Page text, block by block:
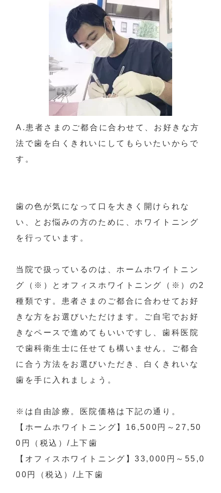
A.患者さまのご都合に合わせて、お好きな方
法で歯を白くきれいにしてもらいたいからで
す。
歯の色が気になって口を大きく開けられな
い、とお悩みの方のために、ホワイトニング
を行っています。
当院で扱っているのは、ホームホワイトニン
グ（※）とオフィスホワイトニング（※）の2
種類です。患者さまのご都合に合わせてお好
きな方をお選びいただけます。ご自宅でお好
きなペースで進めてもいいですし、歯科医院
で歯科衛生士に任せても構いません。ご都合
に合う方法をお選びいただき、白くきれいな
歯を手に入れましょう。
※は自由診療。医院価格は下記の通り。
【ホームホワイトニング】16,500円～27,50
0円（税込）/上下歯
【オフィスホワイトニング】33,000円～55,0
00円（税込）/上下歯